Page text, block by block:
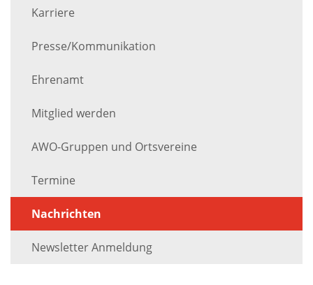
Karriere
Presse/Kommunikation
Ehrenamt
Mitglied werden
AWO-Gruppen und Ortsvereine
Termine
Nachrichten
Newsletter Anmeldung